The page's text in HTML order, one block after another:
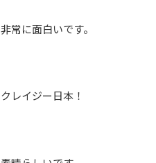
非常に面白いです。
クレイジー日本！